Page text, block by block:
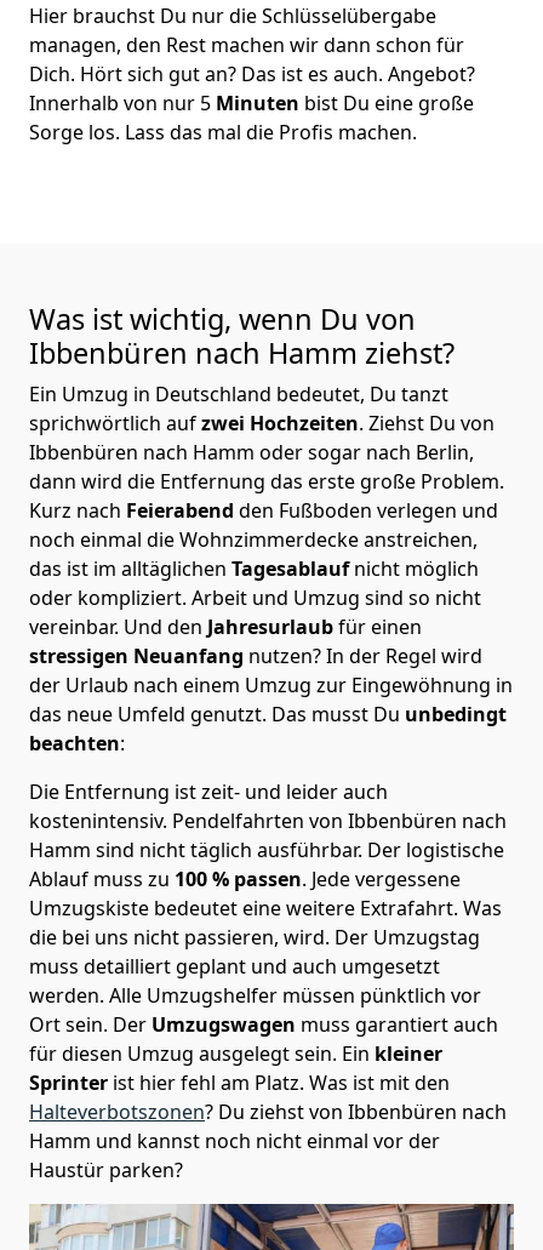
Hier brauchst Du nur die Schlüsselübergabe
managen, den Rest machen wir dann schon für
Dich. Hört sich gut an? Das ist es auch. Angebot?
Innerhalb von nur 5 Minuten bist Du eine große
Sorge los. Lass das mal die Profis machen.
Was ist wichtig, wenn Du von
Ibbenbüren nach Hamm ziehst?
Ein Umzug in Deutschland bedeutet, Du tanzt
sprichwörtlich aufzwei Hochzeiten. Ziehst Du von
Ibbenbüren nach Hamm oder sogar nach Berlin,
dann wird die Entfernung das erste große Problem.
Kurz nach Feierabend den Fußboden verlegen und
noch einmal die Wohnzimmerdecke anstreichen,
das ist im alltäglichen Tagesablaufnicht möglich
oder kompliziert. Arbeit und Umzug sind so nicht
vereinbar. Und den Jahresurlaubfür einen
stressigen Neuanfang nutzen? In der Regel wird
der Urlaub nach einem Umzug zur Eingewöhnung in
das neue Umfeld genutzt. Das musst Du unbedingt
beachten:
Die Entfernung ist zeit- und leider auch
kostenintensiv. Pendelfahrten von Ibbenbüren nach
Hamm sind nicht täglich ausführbar. Der logistische
Ablauf muss zu 100 % passen. Jede vergessene
Umzugskiste bedeutet eine weitere Extrafahrt. Was
die bei uns nicht passieren, wird. Der Umzugstag
muss detailliert geplant und auch umgesetzt
werden. Alle Umzugshelfer müssen pünktlich vor
Ort sein. Der Umzugswagen muss garantiert auch
für diesen Umzug ausgelegt sein. Ein kleiner
Sprinter ist hier fehl am Platz. Was ist mit den
Halteverbotszonen? Du ziehst von Ibbenbüren nach
Hamm und kannst noch nicht einmal vor der
Haustür parken?